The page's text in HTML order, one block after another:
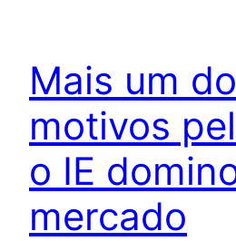
Mais um
motivos
o IE
mercado